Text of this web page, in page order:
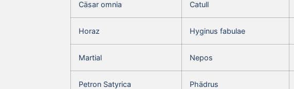
Cäsar omnia Catull
Horaz Hyginus fabulae
Martial Nepos
Petron Satyrica Phädrus